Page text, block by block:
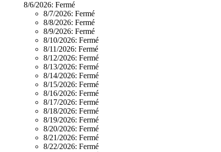
8/6/2026: Fermé
8/7/2026: Fermé
8/8/2026: Fermé
8/9/2026: Fermé
8/10/2026: Fermé
8/11/2026: Fermé
8/12/2026: Fermé
8/13/2026: Fermé
8/14/2026: Fermé
8/15/2026: Fermé
8/16/2026: Fermé
8/17/2026: Fermé
8/18/2026: Fermé
8/19/2026: Fermé
8/20/2026: Fermé
8/21/2026: Fermé
8/22/2026: Fermé